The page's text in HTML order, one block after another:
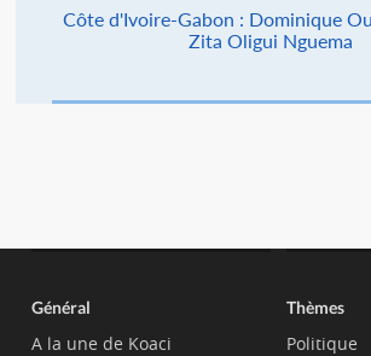
Côte d'Ivoire-Gabon : Dominique
Zita Oligui Nguema
Général
A la une de Koaci
Thèmes
Politique